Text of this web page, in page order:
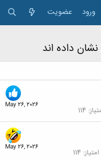
ورود عضویت
داده اند
May 26, 2026 114
May 26, 2026 امتیاز 114